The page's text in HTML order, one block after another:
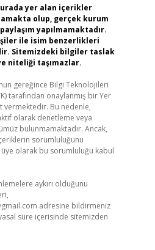
yer alan içerikler
olup, gerçek kurum
yapılmamaktadır.
ile isim benzerlikleri
Sitemizdeki bilgiler taslak
niteliği taşımazlar.
gereğince Bilgi Teknolojileri
tarafından onaylanmış bir Yer
vermektedir. Bu nedenle,
olarak denetleme veya
bulunmamaktadır. Ancak,
sorumluluğunu
olarak bu sorumluluğu kabul
aykırı olduğunu
adresine bildirmeniz
süre içerisinde sitemizden